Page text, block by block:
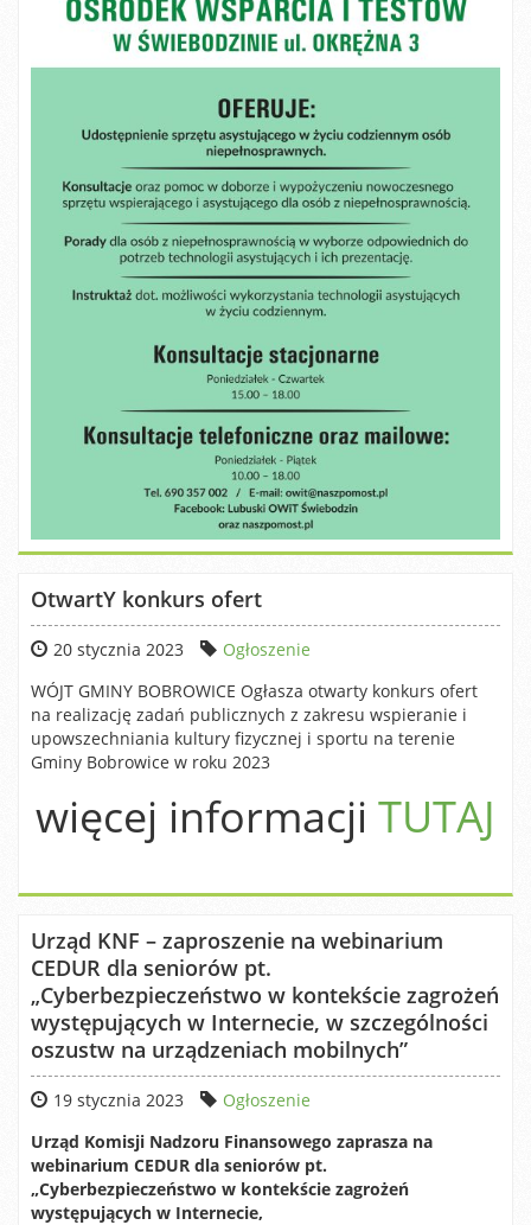
OtwartY konkurs ofert
20 stycznia 2023
Ogłoszenie
WÓJT GMINY BOBROWICE Ogłasza otwarty konkurs ofert
na realizację zadań publicznych z zakresu wspieranie i
upowszechniania kultury fizycznej i sportu na terenie
Gminy Bobrowice w roku 2023
więcej informacji TUTAJ
Urząd KNF – zaproszenie na webinarium
CEDUR dla seniorów pt.
„Cyberbezpieczeństwo w kontekście zagrożeń
występujących w Internecie, w szczególności
oszustw na urządzeniach mobilnych”
19 stycznia 2023
Ogłoszenie
Urząd Komisji Nadzoru Finansowego zaprasza na
webinarium CEDUR dla seniorów pt.
„Cyberbezpieczeństwo w kontekście zagrożeń
występujących w Internecie,